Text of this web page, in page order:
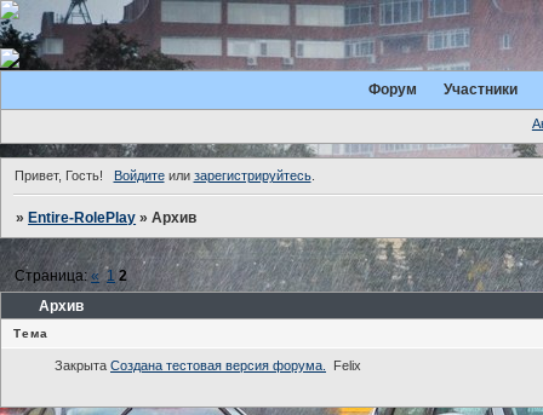
Форум Участники
Привет, Гость! Войдитеили зарегистрируйтесь.
»Entire-RolePlay »Архив
Архив
Страница:« 1 2
Тема
Закрыта Создана тестовая версия форума. Felix